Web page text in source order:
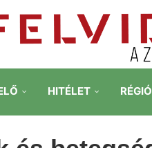
HITÉLET RÉGIÓ